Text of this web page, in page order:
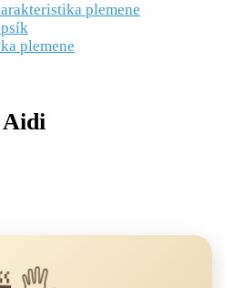
plemene
plemene
Aidi